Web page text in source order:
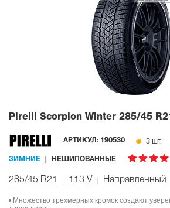
Pirelli Scorpion Winter 285/45
АРТИКУЛ: 190530 3 шт.
ЗИМНИЕ НЕШИПОВАННЫЕ
285/45 R21 113 V Направленный
• Множество трехмерных кромок создают